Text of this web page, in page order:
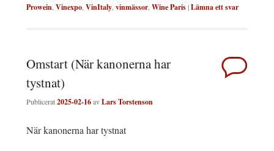
Prowein Vinexpo VinItaly vinmässor Wine Paris|Lämna ett svar
Omstart (När kanonerna har
tystnat)
Publicerat2025-02-16avLars Torstenson
När kanonerna har tystnat